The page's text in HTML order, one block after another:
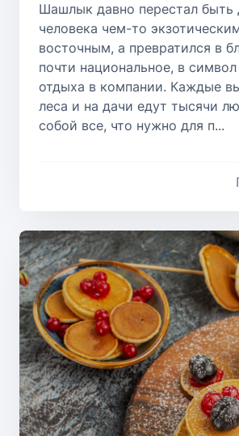
Шашлык давно перестал быть
человека чем-то
восточным, а превратился в
почти национальное, в
отдыха в компании. Каждые
леса и на дачи едут тысячи
собой все, что нужно для п...